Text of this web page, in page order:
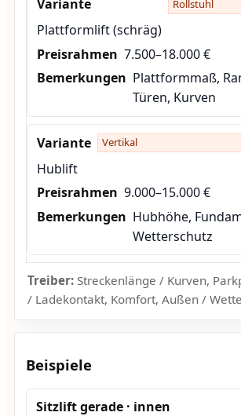
Rollstuhl
Plattformlift (schräg)
7.500–18.000 €
Plattformmaß,
Türen, Kurven
Vertikal
Hublift
9.000–15.000 €
Hubhöhe,
Wetterschutz
Treiber:Streckenlänge / Kurven,
/ Ladekontakt, Komfort, Außen /
Beispiele
Sitzlift gerade · innen